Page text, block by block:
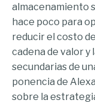
almacenamiento
hace poco para
reducir el costo
cadena de valor y
secundarias de
ponencia de
sobre la